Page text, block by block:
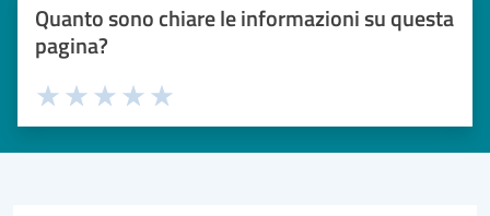
Quanto sono chiare le informazioni su questa
pagina?
Valuta 5 stelle su 5
Valuta 4 stelle su 5
Valuta 3 stelle su 5
Valuta 2 stelle su 5
Valuta 1 stelle su 5